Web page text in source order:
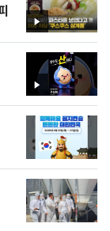
영
상
영
상